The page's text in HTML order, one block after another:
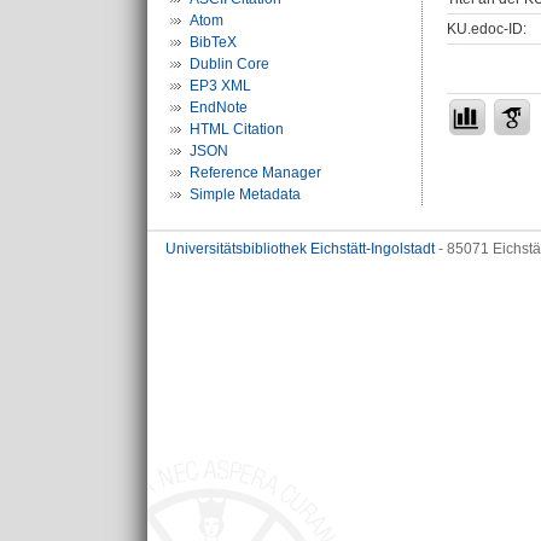
Atom
BibTeX
Dublin Core
EP3 XML
EndNote
HTML Citation
JSON
Reference Manager
Simple Metadata
KU.edoc-ID:
Universitätsbibliothek Eichstätt-Ingolstadt- 85071